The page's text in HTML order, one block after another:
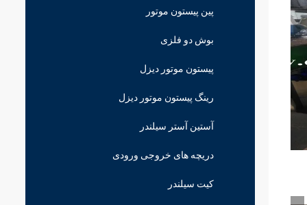
پین پیستون موتور
بوش دو فلزی
پیستون موتور دیزل
رینگ پیستون موتور دیزل
آستین آستر سیلندر
دریچه های خروجی ورودی
کیت سیلندر